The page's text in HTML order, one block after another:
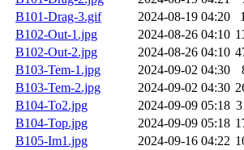
B101-Drag-3.gif
2024-08-19 04:20
B102-Out-1.jpg
2024-08-26 04:10
B102-Out-2.jpg
2024-08-26 04:10
B103-Tem-1.jpg
2024-09-02 04:30
B103-Tem-2.jpg
2024-09-02 04:30
B104-To2.jpg
2024-09-09 05:18
B104-Top.jpg
2024-09-09 05:18
B105-Im1.jpg
2024-09-16 04:22